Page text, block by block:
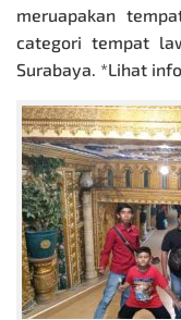
meruapakan
categori tempat
Surabaya. *Lihat info